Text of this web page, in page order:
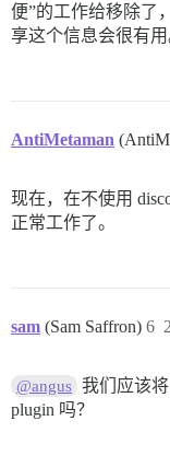
便”的工作给移除了
享这个信息会很有用
AntiMetaman
现在，在不使用
正常工作了。
sam (Sam Saffron) 6
@angus 我们应该
plugin 吗？